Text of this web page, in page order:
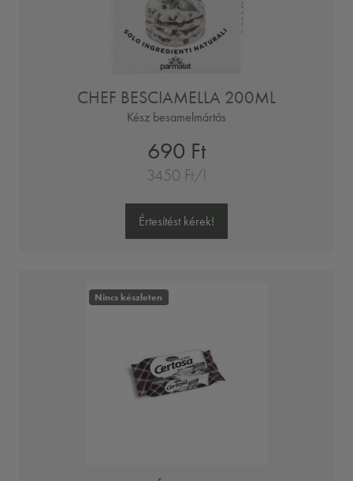
CHEF BESCIAMELLA 200ML
Kész besamelmártás
690 Ft
3450 Ft/l
Értesítést kérek!
Nincs készleten